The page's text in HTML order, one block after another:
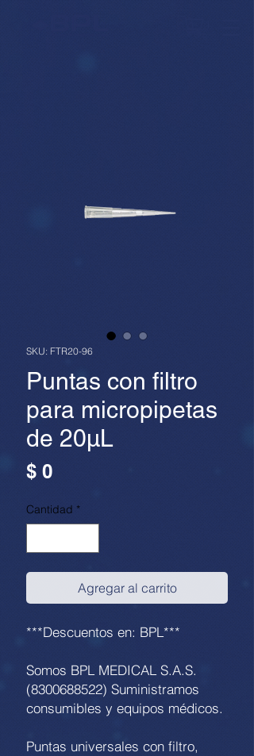
SKU: FTR20-96
Puntas con filtro
para micropipetas
de 20µL
$ 0Precio
Cantidad *
Agregar al carrito
***Descuentos en: BPL***
Somos BPL MEDICAL S.A.S.
(8300688522) Suministramos
consumibles y equipos médicos.
Puntas universales con filtro,